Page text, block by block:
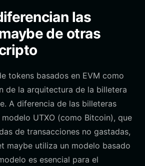
las
de otras
tokens basados en EVM como
de la arquitectura de la billetera
A diferencia de las billeteras
UTXO (como Bitcoin), que
de transacciones no gastadas,
maybe utiliza un modelo basado
es esencial para el